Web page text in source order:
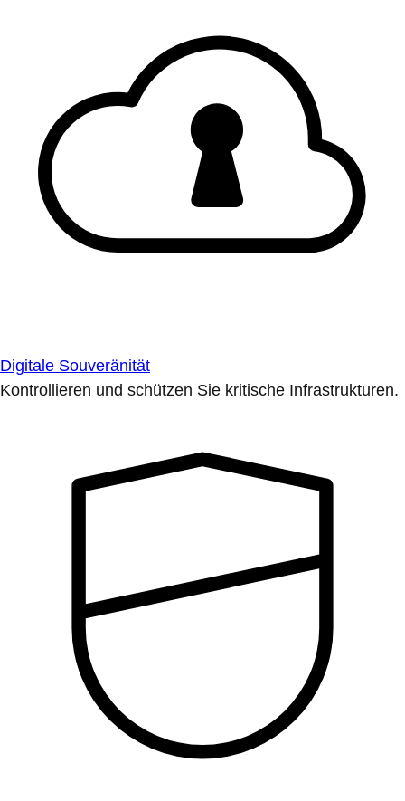
Digitale Souveränität
Kontrollieren und schützen Sie kritische Infrastrukturen.